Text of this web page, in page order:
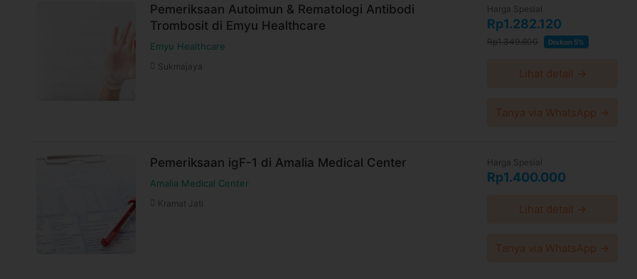
Pemeriksaan Autoimun & Rematologi Antibodi
Trombosit di Emyu Healthcare
Emyu Healthcare
Sukmajaya
Harga Spesial
Rp1.282.120
Rp1.349.600 Diskon 5%
Lihat detail →
Tanya via WhatsApp →
Pemeriksaan igF-1 di Amalia Medical Center
Amalia Medical Center
Kramat Jati
Harga Spesial
Rp1.400.000
Lihat detail →
Tanya via WhatsApp →